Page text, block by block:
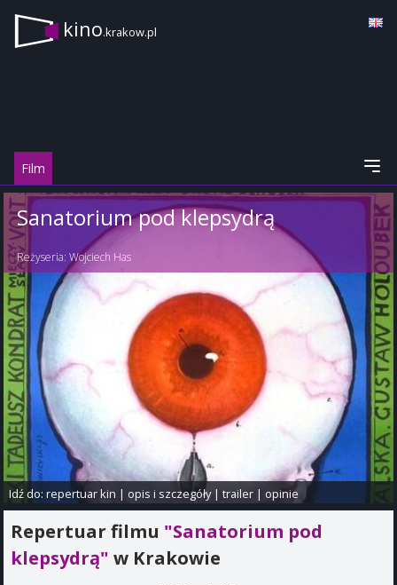
kino.krakow.pl
Film
Sanatorium pod klepsydrą
Reżyseria: Wojciech Has
Idź do:repertuar kin |opis i szczegóły|trailer |opinie
Repertuar filmu "Sanatorium pod
klepsydrą" w Krakowie